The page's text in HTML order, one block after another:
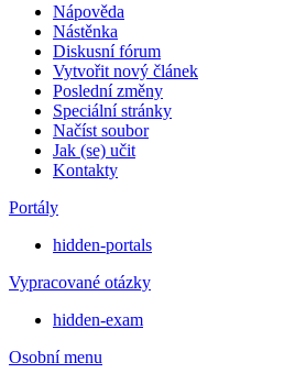
Nápověda
Nástěnka
Diskusní fórum
Vytvořit nový článek
Poslední změny
Speciální stránky
Načíst soubor
Jak (se) učit
Kontakty
Portály
hidden-portals
Vypracované otázky
hidden-exam
Osobní menu